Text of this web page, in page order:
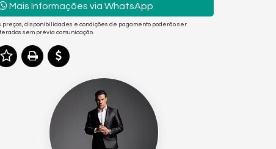
Mais Informações via WhatsApp
preços, disponibilidades e condições de pagamento poderão ser
sem prévia comunicação.